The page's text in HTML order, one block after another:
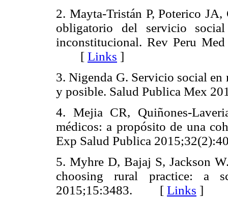
2. Mayta-Tristán P, Poterico
obligatorio del servicio
inconstitucional. Rev Peru
[ Links ]
3. Nigenda G. Servicio social
y posible. Salud Publica
4. Mejia CR, Quiñones-
médicos: a propósito de una
Exp Salud Publica
5. Myhre D, Bajaj S, Jackson
choosing rural practice: a
2015;15:3483. [ Links ]